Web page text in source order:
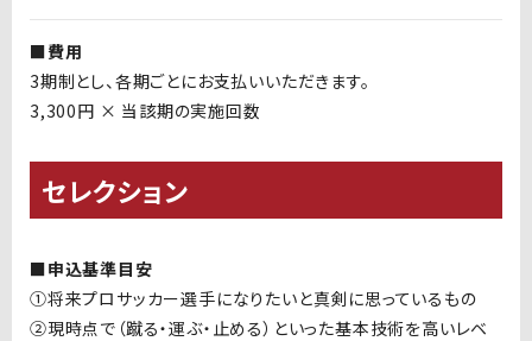
■費用
3期制とし、各期ごとにお支払いいただきます。
3,300円 × 当該期の実施回数
セレクション
■申込基準目安
①将来プロサッカー選手になりたいと真剣に思っているもの
②現時点で（蹴る・運ぶ・止める）といった基本技術を高いレベ